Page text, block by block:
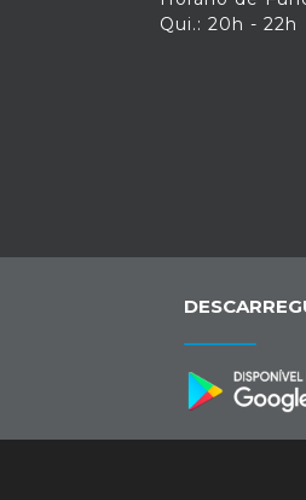
Qui.: 20h - 22h